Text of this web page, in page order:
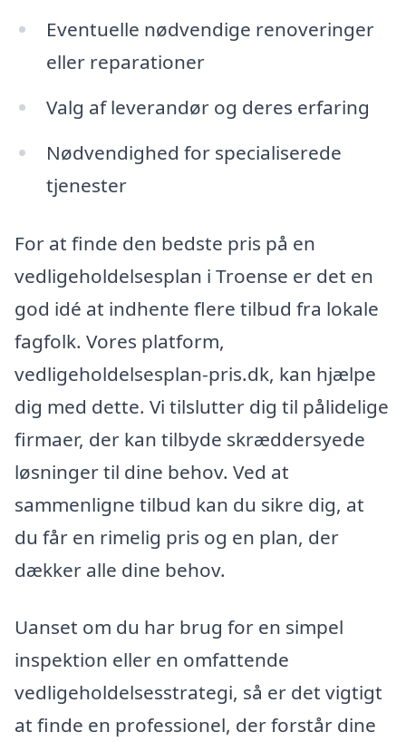
Eventuelle nødvendige renoveringer
eller reparationer
Valg af leverandør og deres erfaring
Nødvendighed for specialiserede
tjenester
For at finde den bedste pris på en
vedligeholdelsesplan i Troense er det en
god idé at indhente flere tilbud fra lokale
fagfolk. Vores platform,
vedligeholdelsesplan-pris.dk, kan hjælpe
dig med dette. Vi tilslutter dig til pålidelige
firmaer, der kan tilbyde skræddersyede
løsninger til dine behov. Ved at
sammenligne tilbud kan du sikre dig, at
du får en rimelig pris og en plan, der
dækker alle dine behov.
Uanset om du har brug for en simpel
inspektion eller en omfattende
vedligeholdelsesstrategi, så er det vigtigt
at finde en professionel, der forstår dine